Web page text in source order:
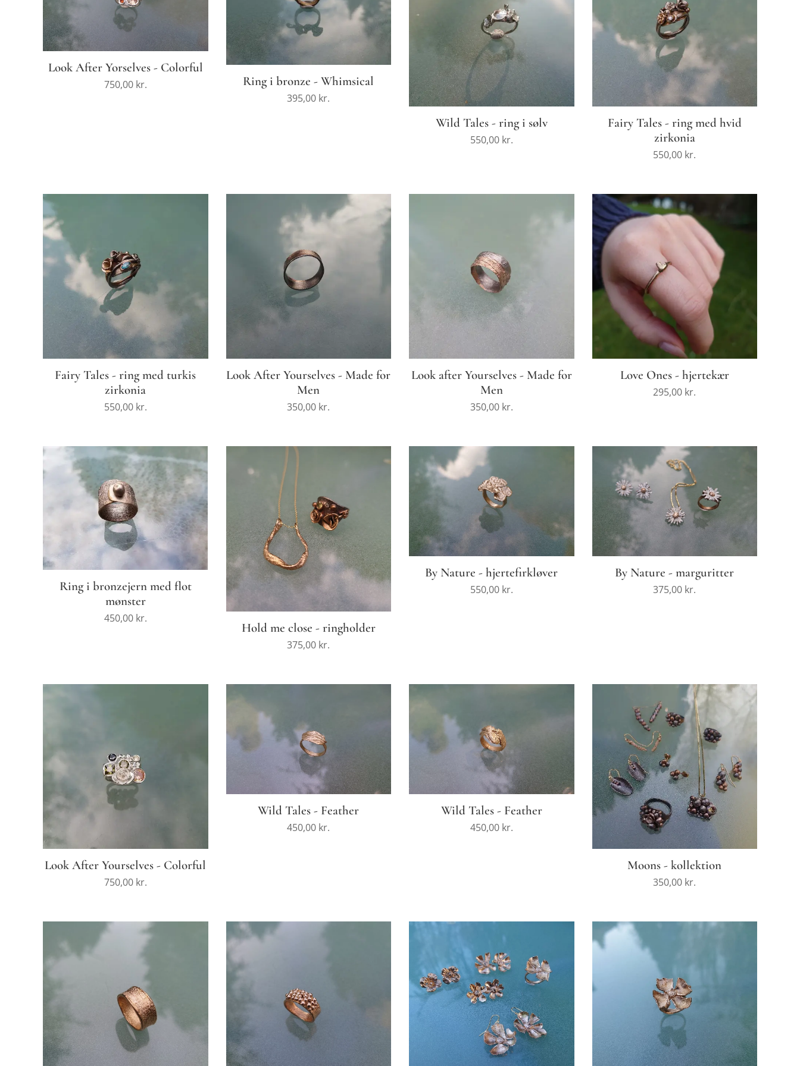
Look After Yorselves - Colorful
750,00kr. Ring i bronze - Whimsical
395,00 kr.
Wild Tales - ring i sølv
550,00kr.
Fairy Tales - ring med hvid
zirkonia
550,00 kr.
Fairy Tales - ring med turkis
zirkonia
550,00kr.
Look After Yourselves - Made for
Men
350,00 kr.
Look after Yourselves - Made for
Men
350,00kr.
Love Ones - hjertekær
295,00 kr.
Ring i bronzejern med flot
mønster
450,00kr.
Hold me close - ringholder
375,00 kr.
By Nature - hjertefirkløver
550,00kr.
By Nature - marguritter
375,00 kr.
Look After Yourselves - Colorful
750,00kr.
Wild Tales - Feather
450,00 kr.
Wild Tales - Feather
450,00kr.
Moons - kollektion
350,00 kr.